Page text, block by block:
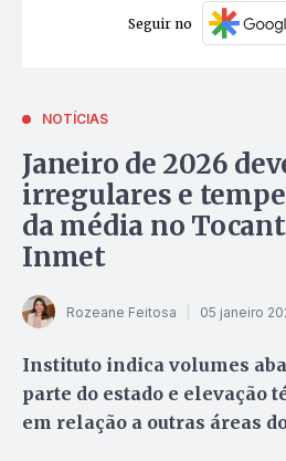
Seguir no
NOTÍCIAS
Janeiro de 2026
irregulares e
da média no
Inmet
Rozeane Feitosa 05 janeiro
Instituto indica volumes
parte do estado e elevação
em relação a outras áreas